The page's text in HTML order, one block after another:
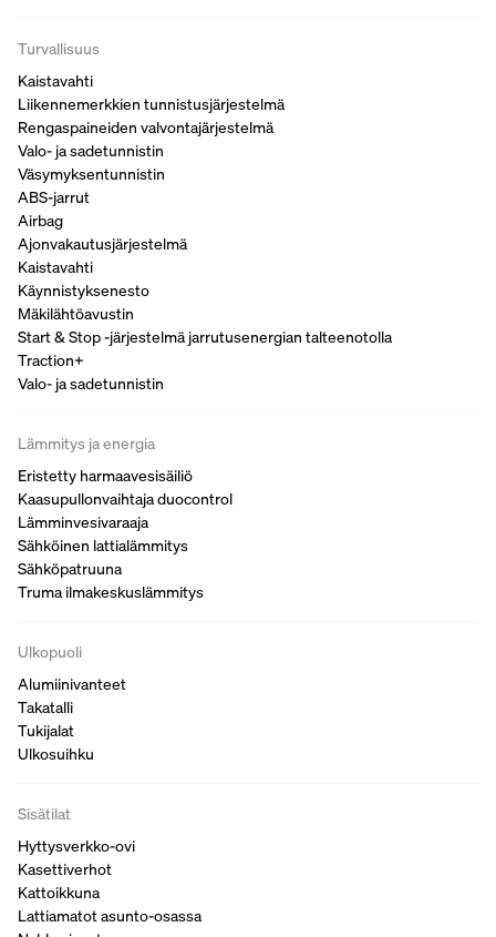
Turvallisuus
Kaistavahti
Liikennemerkkien tunnistusjärjestelmä
Rengaspaineiden valvontajärjestelmä
Valo- ja sadetunnistin
Väsymyksentunnistin
ABS-jarrut
Airbag
Ajonvakautusjärjestelmä
Kaistavahti
Käynnistyksenesto
Mäkilähtöavustin
Start & Stop -järjestelmä jarrutusenergian talteenotolla
Traction+
Valo- ja sadetunnistin
Lämmitys ja energia
Eristetty harmaavesisäiliö
Kaasupullonvaihtaja duocontrol
Lämminvesivaraaja
Sähköinen lattialämmitys
Sähköpatruuna
Truma ilmakeskuslämmitys
Ulkopuoli
Alumiinivanteet
Takatalli
Tukijalat
Ulkosuihku
Sisätilat
Hyttysverkko-ovi
Kasettiverhot
Kattoikkuna
Lattiamatot asunto-osassa